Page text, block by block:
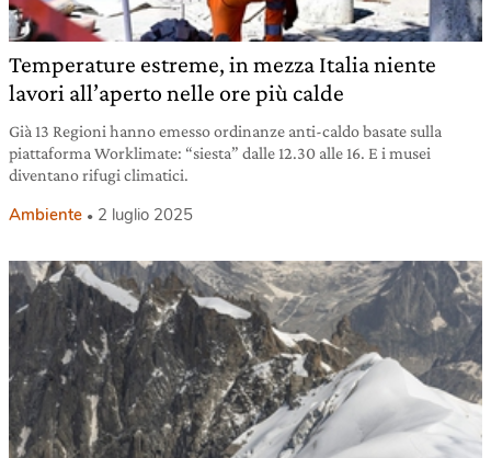
Temperature estreme, in mezza Italia niente
lavori all’aperto nelle ore più calde
Già 13 Regioni hanno emesso ordinanze anti-caldo basate sulla
piattaforma Worklimate: “siesta” dalle 12.30 alle 16. E i musei
diventano rifugi climatici.
Ambiente 2 luglio 2025